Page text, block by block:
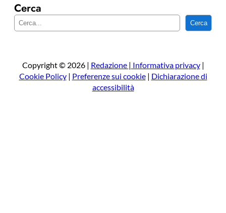
Cerca
e
a
Cerca
Copyright © 2026 | Redazione | Informativa privacy|
Cookie Policy| Preferenze sui cookie| Dichiarazione di
accessibilità